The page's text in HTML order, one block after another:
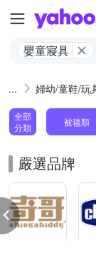
嬰童寢具
婦幼/童鞋/玩
全部
分類
被毯類
嚴選品牌